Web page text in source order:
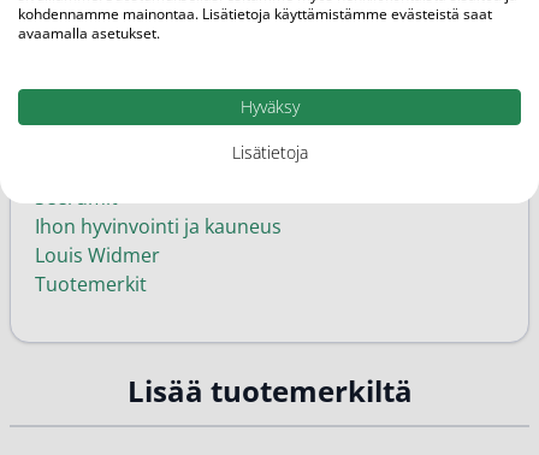
Ominaisuudet
Epäpuhdas iho, Kuiva iho
Seerumit
Ihon hyvinvointi ja kauneus
Louis Widmer
Tuotemerkit
Lisää tuotemerkiltä
kohdennamme mainontaa. Lisätietoja käyttämistämme evästeistä saat
avaamalla asetukset.
Hyväksy
Lisätietoja